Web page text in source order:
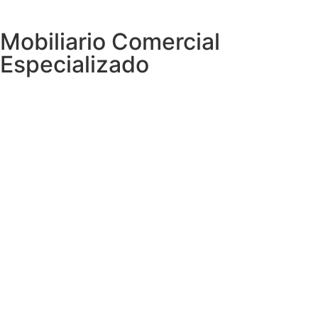
Mobiliario Comercial
Especializado